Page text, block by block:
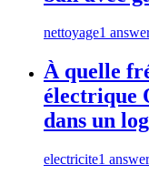
nettoyage1
À quelle
électrique
dans un
electricite1 answer